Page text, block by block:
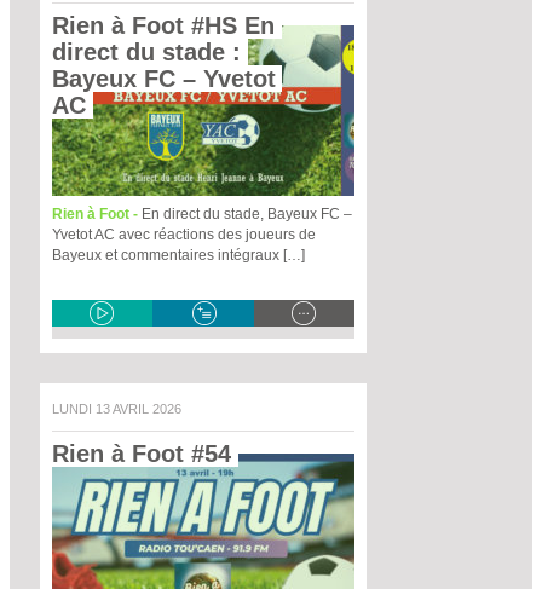
Rien à Foot #HS En
direct du stade :
Bayeux FC – Yvetot
AC
Rien à Foot - En direct du stade, Bayeux FC –
Yvetot AC avec réactions des joueurs de
Bayeux et commentaires intégraux […]
LUNDI 13 AVRIL 2026
Rien à Foot #54